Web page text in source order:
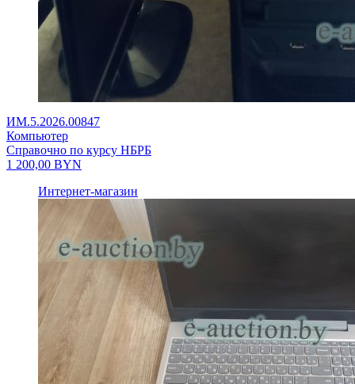
ИМ.5.2026.00847
Компьютер
Справочно по курсу НБРБ
1 200,00 BYN
Интернет-магазин